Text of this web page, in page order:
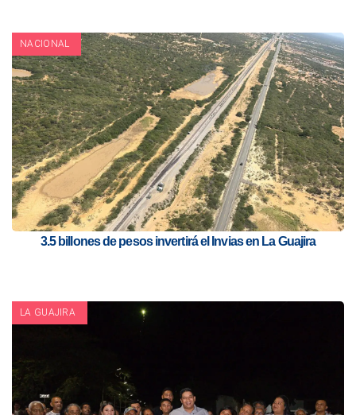
NACIONAL
3.5 billones de pesos invertirá el Invias en La Guajira
LA GUAJIRA